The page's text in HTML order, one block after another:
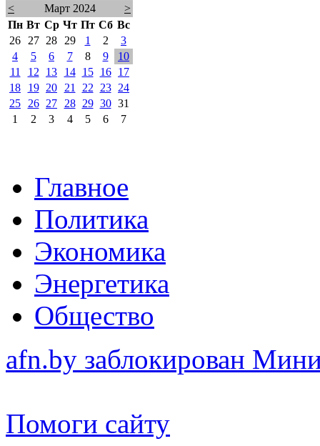
< Март 2024
>
Пн Вт Ср Чт Пт Сб Вс
26
27 28 29 1 2
3
4
5 6 7 8 9
10
11
12 13 14 15 16
17
18
19 20 21 22 23
24
25
26 27 28 29 30 31
1
2 3 4 5 6 7
Главное
Политика
Экономика
Энергетика
Общество
afn.by заблокирован
Помоги сайту